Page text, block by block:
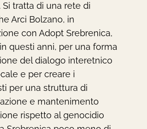
tratta di una rete di
Arci Bolzano, in
con Adopt Srebrenica,
questi anni, per una forma
del dialogo interetnico
e per creare i
per una struttura di
e mantenimento
rispetto al genocidio